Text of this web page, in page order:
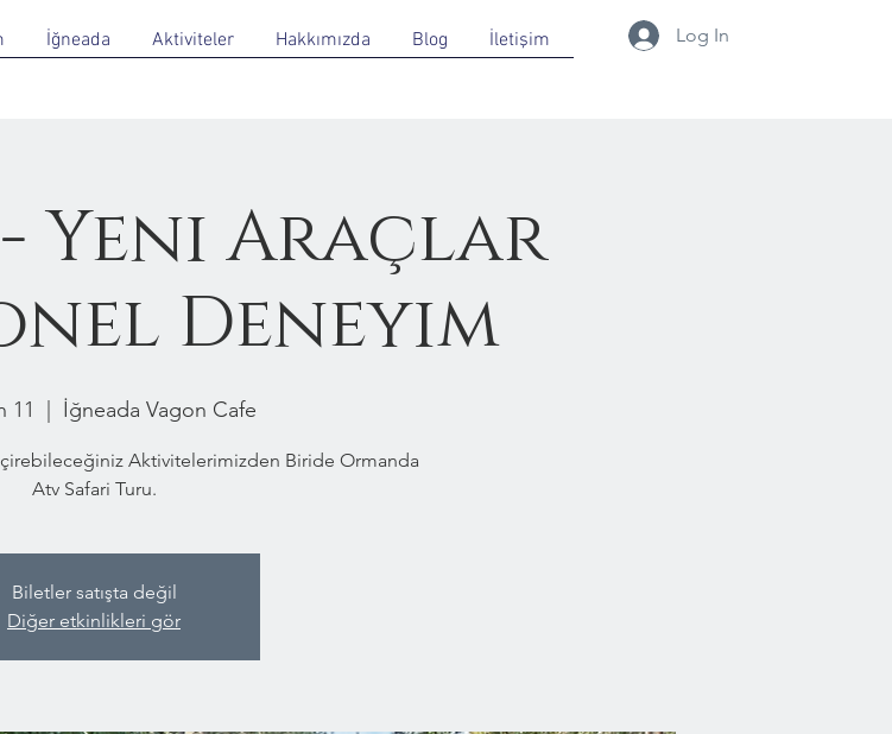
İğneada Aktiviteler Hakkımızda Blog İletişim Log In
Yeni Araçlar
Deneyim
11 İğneada Vagon Cafe
Aktivitelerimizden Biride Ormanda
Atv Safari Turu.
Biletler satışta değil
Diğer etkinlikleri gör